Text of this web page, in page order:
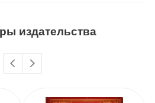
издательства